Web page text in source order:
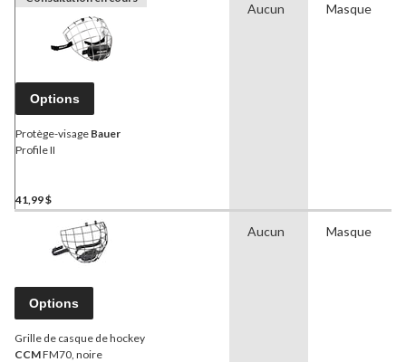
Options
Protège-visage Bauer
Profile II
41,99 $
Aucun Masque
Options
Grille de casque de hockey
CCMFM70, noire
Aucun Masque